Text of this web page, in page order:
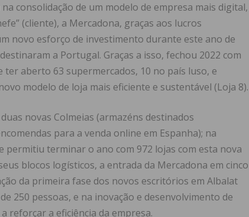
consolidação de um modelo de empresa mais digital,
(cliente), a Mercadona, graças aos lucros
novo esforço de investimento durante este ano de
a Portugal. Graças a isso, fechou 2022 com
ter aberto 63 supermercados, 10 no país luso, e
modelo de loja mais eficiente e sustentável (Loja 8).
novas Colmeias (armazéns destinados
para a venda online em Espanha); na
permitiu terminar o ano com 972 lojas com esta nova
blocos logísticos, a entrada da Mercadona em cinco
da primeira fase dos novos escritórios em Albalat
250 pessoas, e na inovação e desenvolvimento de
reforçar a eficiência da empresa.